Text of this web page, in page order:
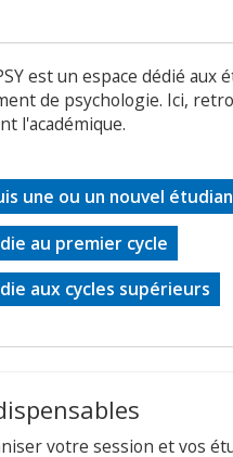
est un espace dédié aux
de psychologie. Ici,
l'académique.
une ou un nouvel
au premier cycle
aux cycles supérieurs
votre session et vos